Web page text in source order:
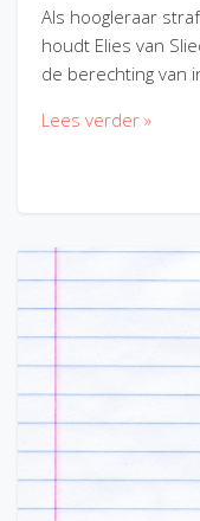
Als hoogleraar
houdt Elies van
de berechting van
Lees verder »